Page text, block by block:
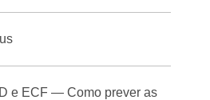
e ECF — Como prever as